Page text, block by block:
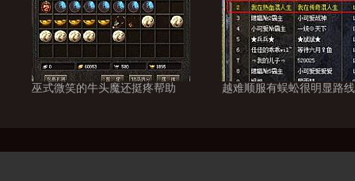
巫式微笑的牛头魔还挺疼帮助 越难顺服有蜈蚣很明显路线